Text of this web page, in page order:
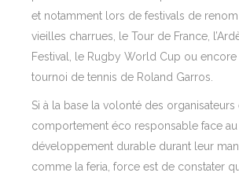
et notamment lors de festivals de
vieilles charrues, le Tour de France,
Festival, le Rugby World Cup ou
tournoi de tennis de Roland Garros.
Si à la base la volonté des organisateurs
comportement éco responsable face au
développement durable durant leur
comme la feria, force est de constater